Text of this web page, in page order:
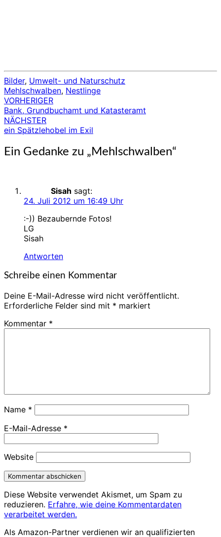
Bilder, Umwelt- und Naturschutz
Mehlschwalben, Nestlinge
Beitragsnavigation
VORHERIGER
Bank, Grundbuchamt und Katasteramt
NÄCHSTER
ein Spätzlehobel im Exil
Ein Gedanke zu „ Mehlschwalben“
Sisah sagt:
24. Juli 2012 um 16:49 Uhr
:-)) Bezaubernde Fotos!
LG
Sisah
Antworten
Schreibe einen Kommentar
Deine E-Mail-Adresse wird nicht veröffentlicht.
Erforderliche Felder sind mit * markiert
Kommentar *
Name *
E-Mail-Adresse *
Website
Diese Website verwendet Akismet, um Spam zu
reduzieren. Erfahre, wie deine Kommentardaten
verarbeitet werden.
Als Amazon-Partner verdienen wir an qualifizierten